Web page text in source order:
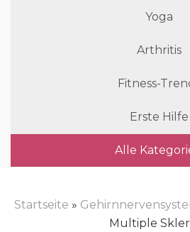
Yoga
Arthritis
Fitness-
Erste Hilfe
Alle
Startseite »
Multiple